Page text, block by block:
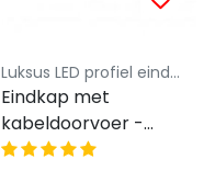
Luksus LED profiel eindkapjes
Eindkap met
kabeldoorvoer -
01ZWART